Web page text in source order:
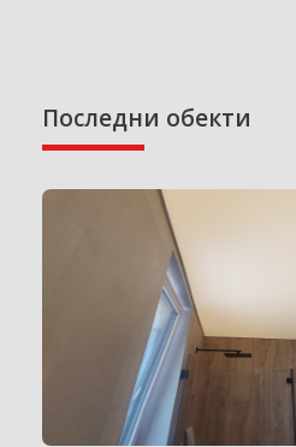
Последни обекти